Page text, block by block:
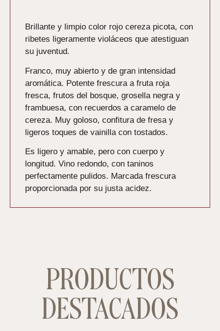
Brillante y limpio color rojo cereza picota, con
ribetes ligeramente violáceos que atestiguan
su juventud.
Franco, muy abierto y de gran intensidad
aromática. Potente frescura a fruta roja
fresca, frutos del bosque, grosella negra y
frambuesa, con recuerdos a caramelo de
cereza. Muy goloso, confitura de fresa y
ligeros toques de vainilla con tostados.
Es ligero y amable, pero con cuerpo y
longitud. Vino redondo, con taninos
perfectamente pulidos. Marcada frescura
proporcionada por su justa acidez.
PRODUCTOS
DESTACADOS